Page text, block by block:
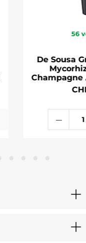
56
De Sousa
Champagne